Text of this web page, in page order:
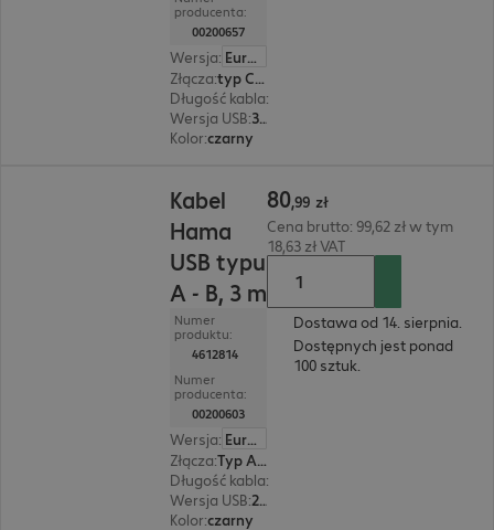
producenta:
00200657
Wersja:
Europa
Złącza:
typ C | typ A
Długość kabla:
Wersja USB: 3.1
Kolor:czarny
Kabel
Hama
USB typu
A - B, 3 m
Numer
produktu:
4612814
Numer
producenta:
00200603
Wersja:
Europa
Złącza:
Typ A | Typ B
Długość kabla:
Wersja USB: 2.0
Kolor:czarny
80,99 zł
Cena brutto: 99,62 zł w tym
18,63 zł VAT
Dostawa od 14. sierpnia.
Dostępnych jest ponad
100 sztuk.